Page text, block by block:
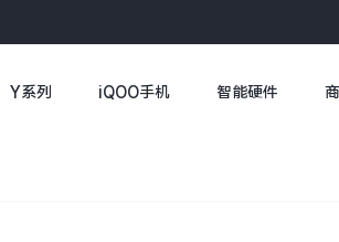
Y系列 iQOO手机 智能硬件